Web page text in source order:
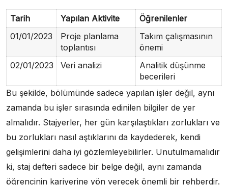
Tarih Yapılan Aktivite
Öğrenilenler
01/01/2023
Proje planlama
toplantısı
Takım çalışmasının
önemi
02/01/2023
Veri analizi
Analitik düşünme
becerileri
Bu şekilde, bölümünde sadece yapılan işler değil, aynı
zamanda bu işler sırasında edinilen bilgiler de yer
almalıdır. Stajyerler, her gün karşılaştıkları zorlukları ve
bu zorlukları nasıl aştıklarını da kaydederek, kendi
gelişimlerini daha iyi gözlemleyebilirler. Unutulmamalıdır
ki, staj defteri sadece bir belge değil, aynı zamanda
öğrencinin kariyerine yön verecek önemli bir rehberdir.